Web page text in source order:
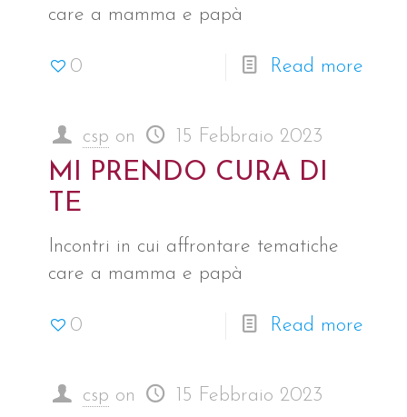
care a mamma e papà
0 Read more
csp on 15 Febbraio 2023
MI PRENDO CURA DI
TE
Incontri in cui affrontare tematiche
care a mamma e papà
0 Read more
csp on 15 Febbraio 2023